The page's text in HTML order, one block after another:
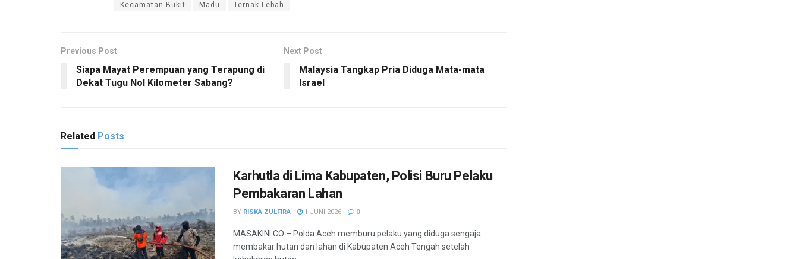
Kecamatan Bukit Madu Ternak Lebah
Previous Post
Siapa Mayat Perempuan yang Terapung di
Dekat Tugu Nol Kilometer Sabang?
Next Post
Malaysia Tangkap Pria Diduga Mata-mata
Israel
Related Posts
Karhutla di Lima Kabupaten, Polisi Buru Pelaku
Pembakaran Lahan
BY RISKA ZULFIRA 1 JUNI 2026 0
MASAKINI.CO – Polda Aceh memburu pelaku yang diduga sengaja
membakar hutan dan lahan di Kabupaten Aceh Tengah setelah